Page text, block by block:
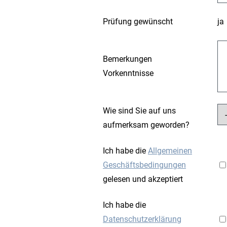
Prüfung gewünscht ja
Bemerkungen
Vorkenntnisse
Wie sind Sie auf uns
aufmerksam geworden?
Ich habe die Allgemeinen
Geschäftsbedingungen
gelesen und akzeptiert
Ich habe die
Datenschutzerklärung